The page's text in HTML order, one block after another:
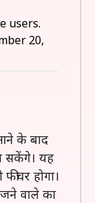
users.
20,
के बाद
सकेंगे। यह
होगा।
वाले का